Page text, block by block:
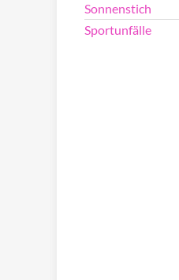
Sonnenstich
Sportunfälle